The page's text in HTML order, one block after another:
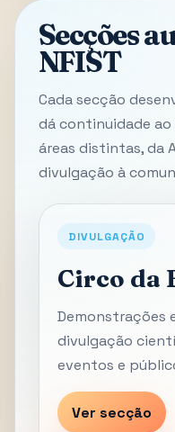
Secções
NFIST
Cada secção
dá continuidade
áreas distintas, da
divulgação à
DIVULGAÇÃO
Circo da
Demonstrações
divulgação
eventos e
Ver secção